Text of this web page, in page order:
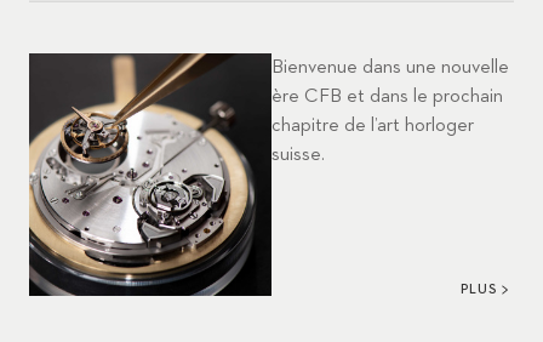
Bienvenue dans une nouvelle
ère CFB et dans le prochain
chapitre de l’art horloger
suisse.
PLUS